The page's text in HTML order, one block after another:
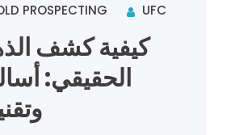
PROSPECTING UFC
كيفية كشف
الحقيقي: